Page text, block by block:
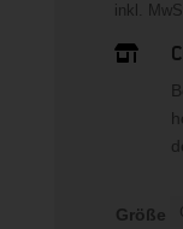
inkl.

Größe